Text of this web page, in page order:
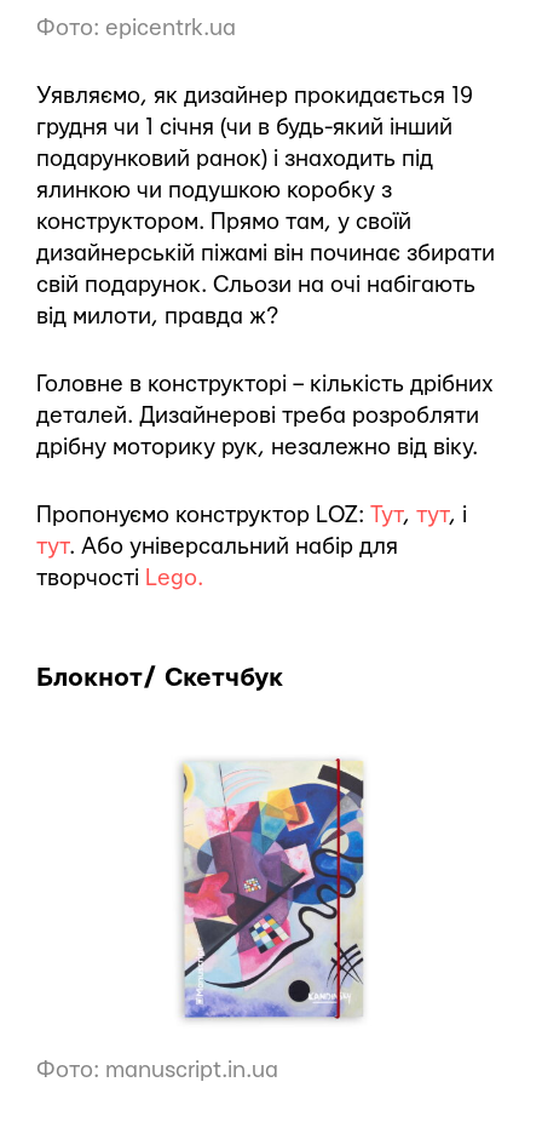
Фото: epicentrk.ua
Уявляємо, як дизайнер прокидається 19
грудня чи 1 січня (чи в будь-який інший
подарунковий ранок) і знаходить під
ялинкою чи подушкою коробку з
конструктором. Прямо там, у своїй
дизайнерській піжамі він починає збирати
свій подарунок. Сльози на очі набігають
від милоти, правда ж?
Головне в конструкторі – кількість дрібних
деталей. Дизайнерові треба розробляти
дрібну моторику рук, незалежно від віку.
Пропонуємо конструктор LOZ: Тут, тут, і
тут. Або універсальний набір для
творчості Lego.
Блокнот/ Скетчбук
Фото: manuscript.in.ua